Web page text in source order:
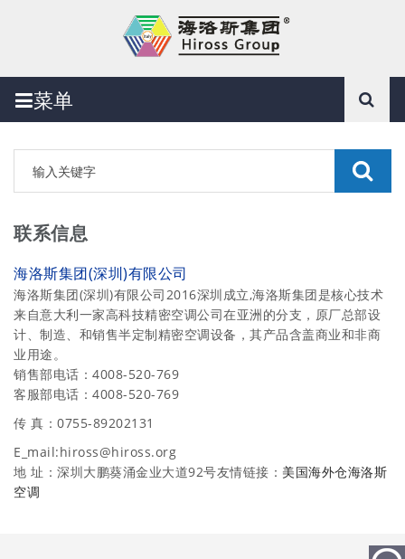
菜单
联系信息
海洛斯集团(深圳)有限公司
海洛斯集团(深圳)有限公司2016深圳成立,海洛斯集团是核心技术
来自意大利一家高科技精密空调公司在亚洲的分支，原厂总部设
计、制造、和销售半定制精密空调设备，其产品含盖商业和非商
业用途。
销售部电话：4008-520-769
客服部电话：4008-520-769
传 真：0755-89202131
E_mail:hiross@hiross.org
地 址：深圳大鹏葵涌金业大道92号友情链接： 美国海外仓海洛斯
空调